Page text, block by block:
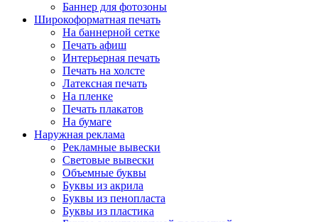
Баннер для фотозоны
Широкоформатная печать
На баннерной сетке
Печать афиш
Интерьерная печать
Печать на холсте
Латексная печать
На пленке
Печать плакатов
На бумаге
Наружная реклама
Рекламные вывески
Световые вывески
Объемные буквы
Буквы из акрила
Буквы из пенопласта
Буквы из пластика